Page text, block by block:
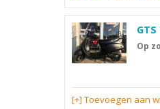
Op
[+] Toevoegen aan